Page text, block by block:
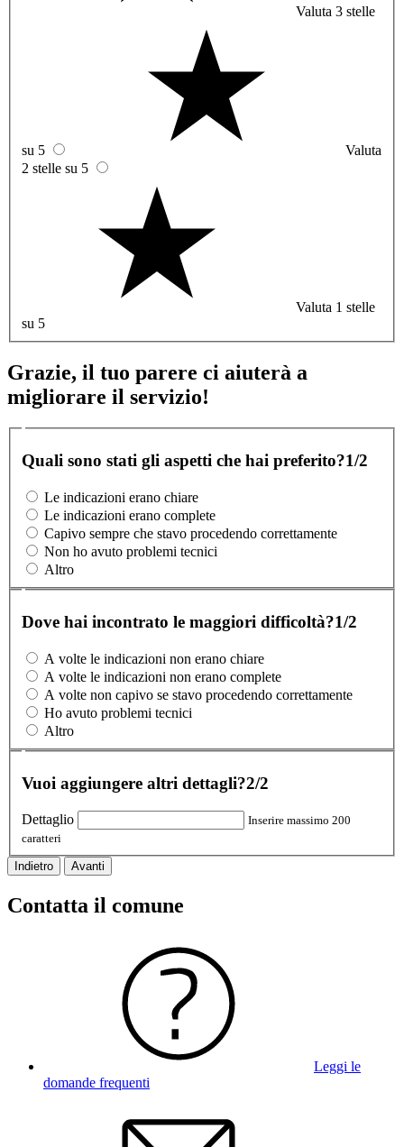
Valuta 3 stelle
su 5
Valuta
2 stelle su 5
Valuta 1 stelle
su 5
Grazie, il tuo parere ci aiuterà a
migliorare il servizio!
Quali sono stati gli aspetti che hai preferito?1/2
Le indicazioni erano chiare
Le indicazioni erano complete
Capivo sempre che stavo procedendo correttamente
Non ho avuto problemi tecnici
Altro
Dove hai incontrato le maggiori difficoltà?1/2
A volte le indicazioni non erano chiare
A volte le indicazioni non erano complete
A volte non capivo se stavo procedendo correttamente
Ho avuto problemi tecnici
Altro
Vuoi aggiungere altri dettagli?2/2
Dettaglio
Inserire massimo 200
caratteri
Indietro Avanti
Contatta il comune
Leggi le
domande frequenti